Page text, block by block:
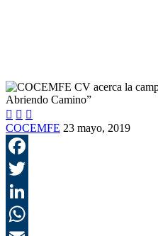
  
COCEMFE 23 mayo, 2019